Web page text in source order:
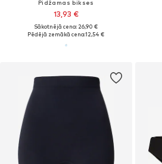
Pidžamas bikses
13,93 €
Sākotnējā cena: 26,90 €
Pēdējā zemākā cena:12,54 €